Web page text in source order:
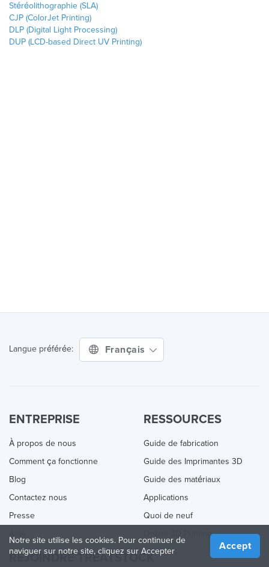
Stéréolithographie (SLA)
CJP (ColorJet Printing)
DLP (Digital Light Processing)
DUP (LCD-based Direct UV Printing)
Langue préférée: Français
ENTREPRISE
À propos de nous
Comment ça fonctionne
Blog
Contactez nous
Presse
RESSOURCES
Guide de fabrication
Guide des Imprimantes 3D
Guide des matériaux
Applications
Quoi de neuf
Online 3D Printing
REJOINDRE TREATSTOCK
Notre site utilise les cookies. Pour continuer de
naviguer sur notre site, cliquez sur Accepter
Accept